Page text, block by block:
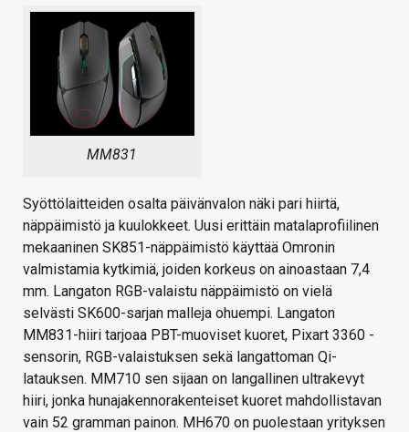
MM831
Syöttölaitteiden osalta päivänvalon näki pari hiirtä,
näppäimistö ja kuulokkeet. Uusi erittäin matalaprofiilinen
mekaaninen SK851-näppäimistö käyttää Omronin
valmistamia kytkimiä, joiden korkeus on ainoastaan 7,4
mm. Langaton RGB-valaistu näppäimistö on vielä
selvästi SK600-sarjan malleja ohuempi. Langaton
MM831-hiiri tarjoaa PBT-muoviset kuoret, Pixart 3360 -
sensorin, RGB-valaistuksen sekä langattoman Qi-
latauksen. MM710 sen sijaan on langallinen ultrakevyt
hiiri, jonka hunajakennorakenteiset kuoret mahdollistavan
vain 52 gramman painon. MH670 on puolestaan yrityksen